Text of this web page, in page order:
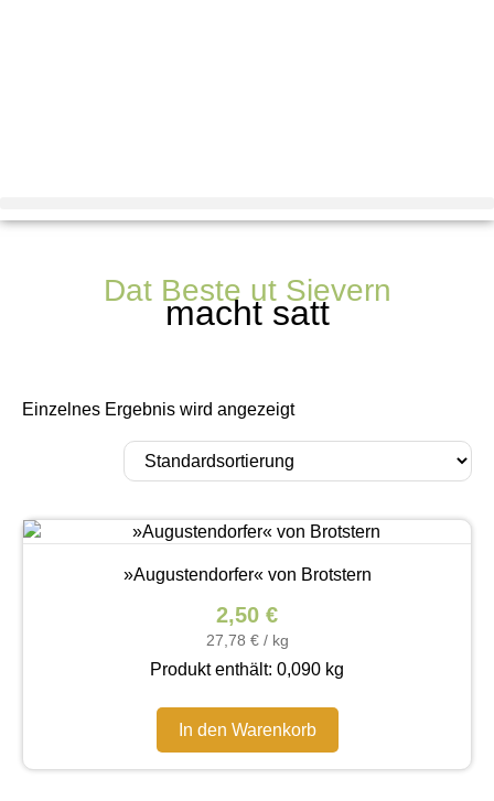
Dat Beste ut Sievern
macht satt
Einzelnes Ergebnis wird angezeigt
»Augustendorfer« von Brotstern
2,50 €
27,78 €/ kg
Produkt enthält: 0,090 kg
In den Warenkorb